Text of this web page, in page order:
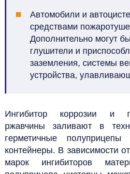
Автомобили и
средствами
Дополнительно могут
глушители и
заземления, системы
устройства,
Ингибитор коррозии и
ржавчины заливают в
герметичные
контейнеры. В зависимости
марок ингибиторов